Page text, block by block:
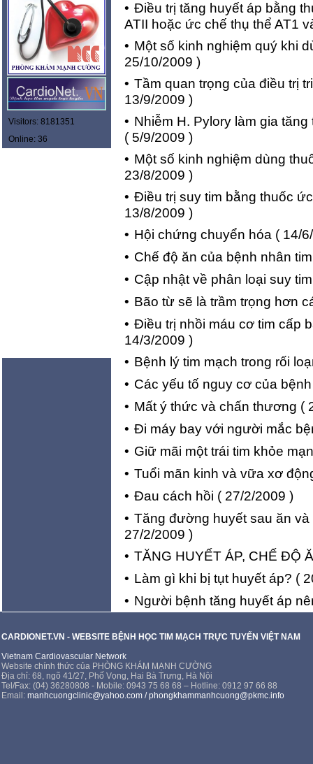
Visitors: 8181351
Online: 36
• Điều trị tăng huyết áp bằng
ATII hoặc ức chế thụ thể AT1
• Một số kinh nghiệm quý khi
25/10/2009 )
• Tầm quan trọng của điều trị
13/9/2009 )
• Nhiễm H. Pylory làm gia
( 5/9/2009 )
• Một số kinh nghiệm dùng
23/8/2009 )
• Điều trị suy tim bằng thuốc
13/8/2009 )
• Hội chứng chuyển hóa ( 14/
• Chế độ ăn của bệnh nhân
• Cập nhật về phân loại suy tim
• Bão từ sẽ là trầm trọng hơn
• Điều trị nhồi máu cơ tim cấp
14/3/2009 )
• Bệnh lý tim mạch trong rối
• Các yếu tố nguy cơ của
• Mất ý thức và chấn thương (
• Đi máy bay với người mắc
• Giữ mãi một trái tim khỏe
• Tuổi mãn kinh và vữa xơ
• Đau cách hồi ( 27/2/2009 )
• Tăng đường huyết sau ăn
27/2/2009 )
• TĂNG HUYẾT ÁP, CHẾ ĐỘ
• Làm gì khi bị tụt huyết áp? (
• Người bệnh tăng huyết áp
CARDIONET.VN - WEBSITE BỆNH HỌC TIM MẠCH TRỰC TUYẾN VIỆT NAM
Vietnam Cardiovascular Network
Website chính thức của PHÒNG KHÁM MẠNH CƯỜNG
Địa chỉ: 68, ngõ 41/27, Phố Vọng, Hai Bà Trưng, Hà Nội
Tel/Fax: (04) 36280808 - Mobile: 0943 75 68 68 – Hotline: 0912 97 66 88
Email:manhcuongclinic@yahoo.com /phongkhammanhcuong@pkmc.info